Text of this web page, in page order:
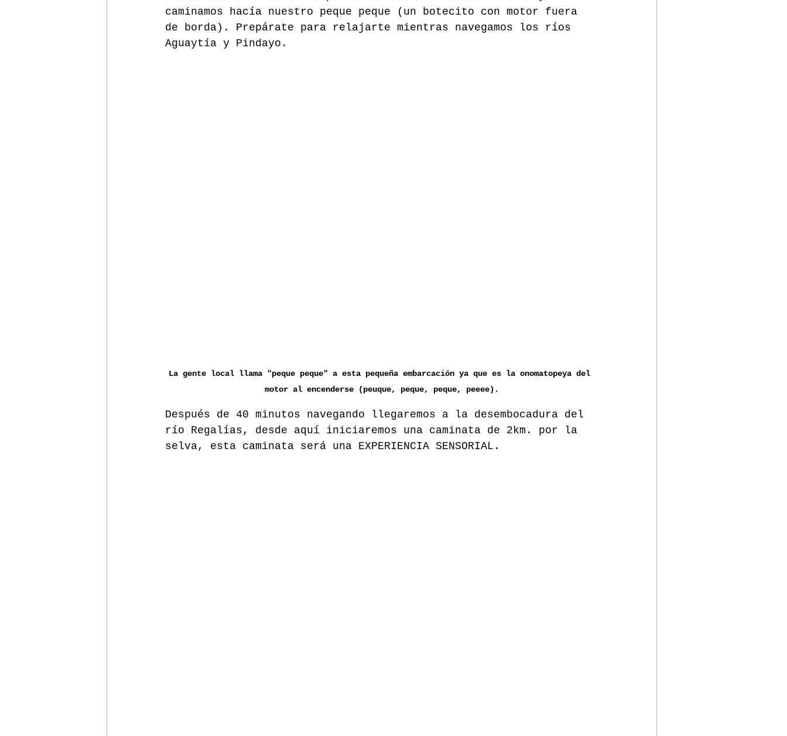
caminamos hacía nuestro peque peque (un botecito con motor fuera
de borda). Prepárate para relajarte mientras navegamos los ríos
Aguaytía y Pindayo.
La gente local llama "peque peque" a esta pequeña embarcación ya que es la onomatopeya del
motor al encenderse (peuque, peque, peque, peeee).
Después de 40 minutos navegando llegaremos a la desembocadura del
río Regalías, desde aquí iniciaremos una caminata de 2km. por la
selva, esta caminata será una EXPERIENCIA SENSORIAL.